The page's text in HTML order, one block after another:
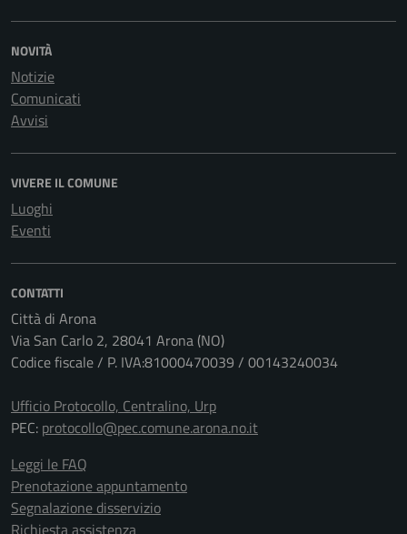
NOVITÀ
Notizie
Comunicati
Avvisi
VIVERE IL COMUNE
Luoghi
Eventi
CONTATTI
Città di Arona
Via San Carlo 2, 28041 Arona (NO)
Codice fiscale / P. IVA:81000470039 / 00143240034
Ufficio Protocollo, Centralino, Urp
PEC: protocollo@pec.comune.arona.no.it
Leggi le FAQ
Prenotazione appuntamento
Segnalazione disservizio
Richiesta assistenza